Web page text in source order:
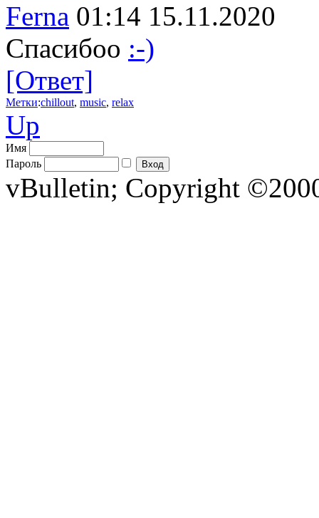
Ferna 01:14 15.11.2020
Спасибоо :-)
[Ответ]
Метки:chillout, music, relax
Up
Имя
Пароль
vBulletin; Copyright